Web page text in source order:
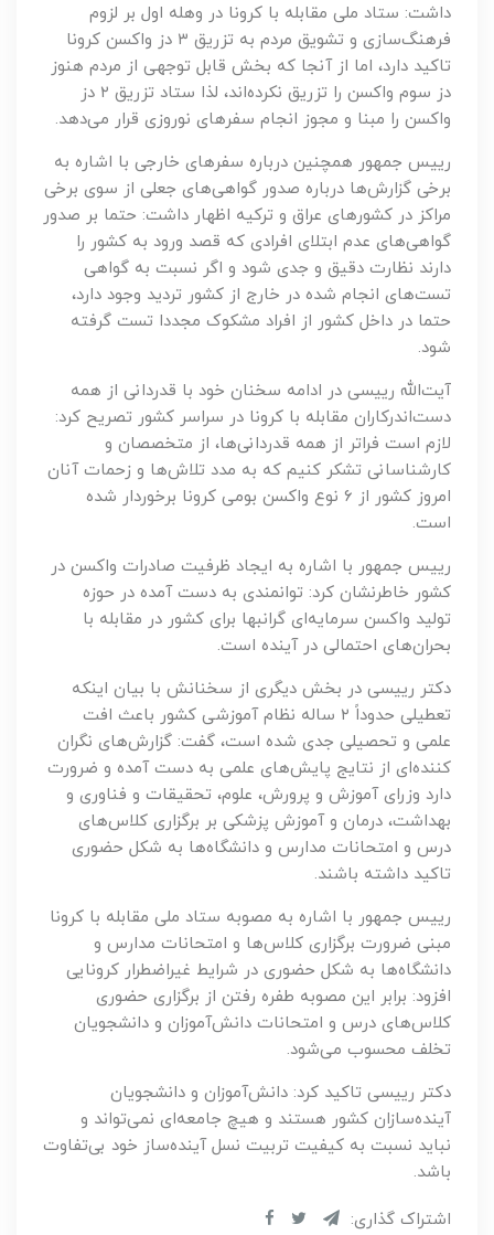
داشت: ستاد ملی مقابله با کرونا در وهله اول بر لزوم
فرهنگ‌سازی و تشویق مردم به تزریق ۳ دز واکسن کرونا
تاکید دارد، اما از آنجا که بخش قابل توجهی از مردم هنوز
دز سوم واکسن را تزریق نکرده‌اند، لذا ستاد تزریق ۲ دز
واکسن را مبنا و مجوز انجام سفرهای نوروزی قرار می‌دهد.
رییس جمهور همچنین درباره سفرهای خارجی با اشاره به
برخی گزارش‌ها درباره صدور گواهی‌های جعلی از سوی برخی
مراکز در کشورهای عراق و ترکیه اظهار داشت: حتما بر صدور
گواهی‌های عدم ابتلای افرادی که قصد ورود به کشور را
دارند نظارت دقیق و جدی شود و اگر نسبت به گواهی
تست‌های انجام شده در خارج از کشور تردید وجود دارد،
حتما در داخل کشور از افراد مشکوک مجددا تست گرفته
شود.
آیت‌الله رییسی در ادامه سخنان خود با قدردانی از همه
دست‌اندرکاران مقابله با کرونا در سراسر کشور تصریح کرد:
لازم است فراتر از همه قدردانی‌ها، از متخصصان و
کارشناسانی تشکر کنیم که به مدد تلاش‌ها و زحمات آنان
امروز کشور از ۶ نوع واکسن بومی کرونا برخوردار شده
است.
رییس جمهور با اشاره به ایجاد ظرفیت صادرات واکسن در
کشور خاطرنشان کرد: توانمندی به دست آمده در حوزه
تولید واکسن سرمایه‌ای گرانبها برای کشور در مقابله با
بحران‌های احتمالی در آینده است.
دکتر رییسی در بخش دیگری از سخنانش با بیان اینکه
تعطیلی حدوداً ۲ ساله نظام آموزشی کشور باعث افت
علمی و تحصیلی جدی شده است، گفت: گزارش‌های نگران
کننده‌ای از نتایج پایش‌های علمی به دست آمده و ضرورت
دارد وزرای آموزش و پرورش، علوم، تحقیقات و فناوری و
بهداشت، درمان و آموزش پزشکی بر برگزاری کلاس‌های
درس و امتحانات مدارس و دانشگاه‌ها به شکل حضوری
تاکید داشته باشند.
رییس جمهور با اشاره به مصوبه ستاد ملی مقابله با کرونا
مبنی ضرورت برگزاری کلاس‌ها و امتحانات مدارس و
دانشگاه‌ها به شکل حضوری در شرایط غیراضطرار کرونایی
افزود: برابر این مصوبه طفره رفتن از برگزاری حضوری
کلاس‌های درس و امتحانات دانش‌آموزان و دانشجویان
تخلف محسوب می‌شود.
دکتر رییسی تاکید کرد: دانش‌آموزان و دانشجویان
آینده‌سازان کشور هستند و هیچ جامعه‌ای نمی‌تواند و
نباید نسبت به کیفیت تربیت نسل آینده‌ساز خود بی‌تفاوت
باشد.
اشتراک گذاری: